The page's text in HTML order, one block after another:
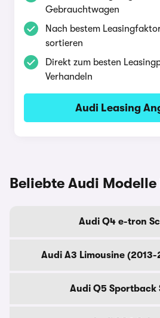
Gebrauchtwagen
Nach bestem
sortieren
Direkt zum besten
Verhandeln
Audi Leasing
Beliebte Audi
Audi Q4 e-tron
Audi A3 Limousine
Audi Q5 Sportback